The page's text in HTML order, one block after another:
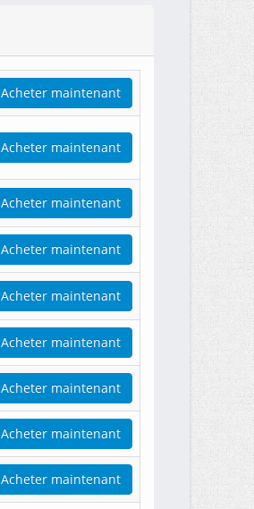
Acheter maintenant
Acheter maintenant
Acheter maintenant
Acheter maintenant
Acheter maintenant
Acheter maintenant
Acheter maintenant
Acheter maintenant
Acheter maintenant